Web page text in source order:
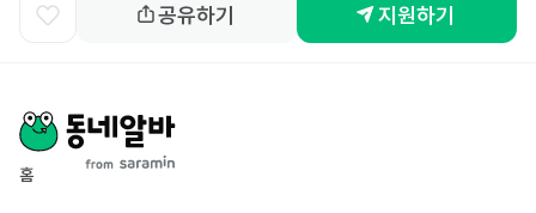
공유하기 지원하기
홈